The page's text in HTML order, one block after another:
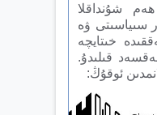
شۇنداقلا
سىياسىتى ۋە
خىتايچە
قىلىدۇ.
ئوقۇڭ: